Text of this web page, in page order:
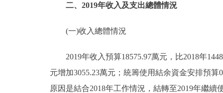
二、2019年收入及支出總體情況
(一)收入總體情況
2019年收入預算18575.97萬元，比2018年
元增加3055.23萬元；統籌使用結余資金安排預算
原因是結合2018年工作情況，結轉至2019年繼續